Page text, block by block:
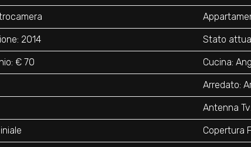
2014 Stato
€ 70 Cucina:
Arredato:
Antenna
Copertura